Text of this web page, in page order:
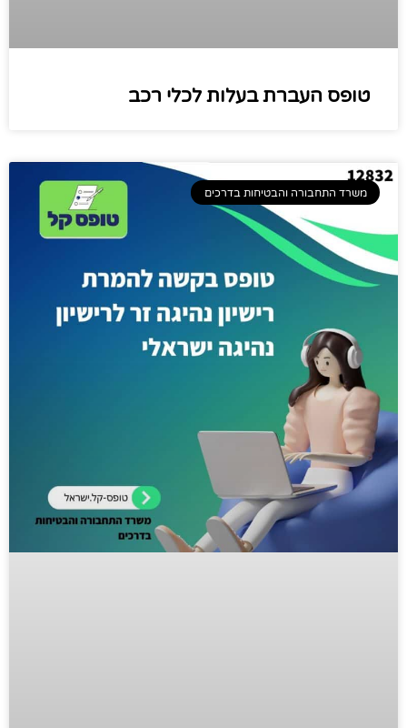
טופס העברת בעלות לכלי רכב
משרד התחבורה והבטיחות בדרכים